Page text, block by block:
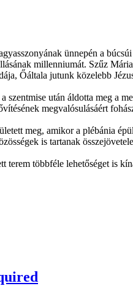
ünnepén a
millenniumát. Szűz
Őáltala jutunk közelebb
szentmise után áldotta meg a
megvalósulásáért
meg, amikor a plébánia
is tartanak
többféle lehetőséget is